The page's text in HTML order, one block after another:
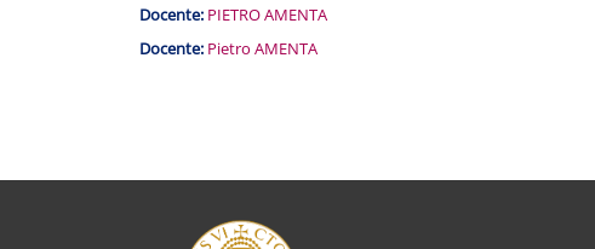
Docente: PIETRO AMENTA
Docente: Pietro AMENTA